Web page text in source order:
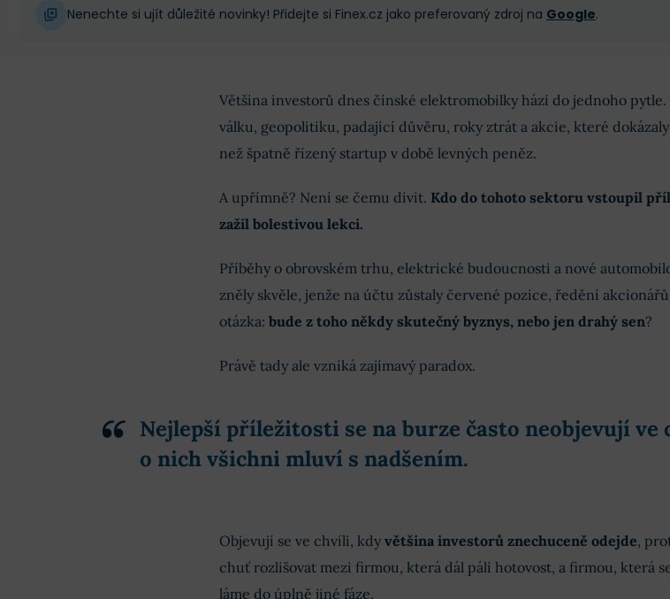
Nenechte si ujít důležité novinky! Přidejte si Finex.cz jako preferovaný zdroj na Google.
Většina investorů dnes čínské elektromobilky hází do jednoho
válku, geopolitiku, padající důvěru, roky ztrát a akcie, které
než špatně řízený startup v době levných peněz.
A upřímně? Není se čemu divit. Kdo do tohoto sektoru vstoupil
zažil bolestivou lekci.
Příběhy o obrovském trhu, elektrické budoucnosti a nové
zněly skvěle, jenže na účtu zůstaly červené pozice, ředění akcionářů
otázka: bude z toho někdy skutečný byznys, nebo jen drahý sen?
Právě tady ale vzniká zajímavý paradox.
Nejlepší příležitosti se na burze často neobjevují ve
o nich všichni mluví s nadšením.
Objevují se ve chvíli, kdy většina investorů znechuceně odejde,
chuť rozlišovat mezi firmou, která dál pálí hotovost, a firmou, která
láme do úplně jiné fáze.